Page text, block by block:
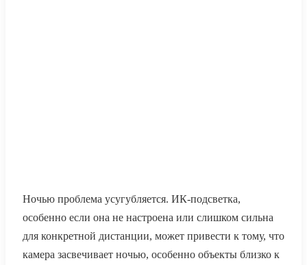
Ночью проблема усугубляется. ИК-подсветка,
особенно если она не настроена или слишком сильна
для конкретной дистанции, может привести к тому, что
камера засвечивает ночью, особенно объекты близко к